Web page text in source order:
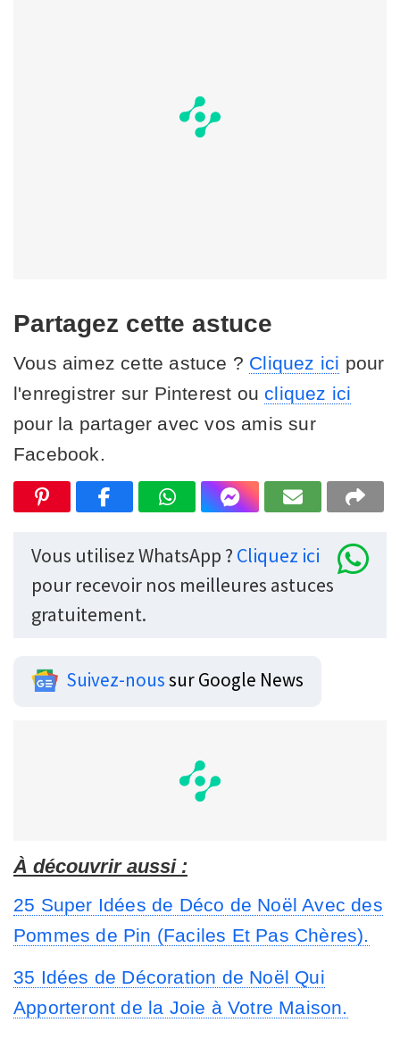
Partagez cette astuce
Vous aimez cette astuce ? Cliquez ici pour
l'enregistrer sur Pinterest ou cliquez ici
pour la partager avec vos amis sur
Facebook.
Vous utilisez WhatsApp ? Cliquez ici
pour recevoir nos meilleures astuces
gratuitement.
Suivez-noussur Google News
À découvrir aussi :
25 Super Idées de Déco de Noël Avec des
Pommes de Pin (Faciles Et Pas Chères).
35 Idées de Décoration de Noël Qui
Apporteront de la Joie à Votre Maison.